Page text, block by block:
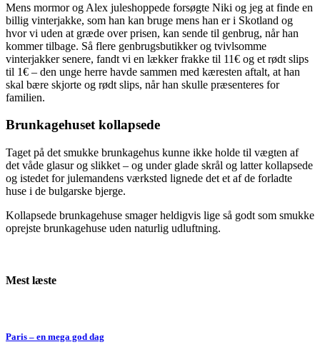
Mens mormor og Alex juleshoppede forsøgte Niki og jeg at finde en
billig vinterjakke, som han kan bruge mens han er i Skotland og
hvor vi uden at græde over prisen, kan sende til genbrug, når han
kommer tilbage. Så flere genbrugsbutikker og tvivlsomme
vinterjakker senere, fandt vi en lækker frakke til 11€ og et rødt slips
til 1€ – den unge herre havde sammen med kæresten aftalt, at han
skal bære skjorte og rødt slips, når han skulle præsenteres for
familien.
Brunkagehuset kollapsede
Taget på det smukke brunkagehus kunne ikke holde til vægten af
det våde glasur og slikket – og under glade skrål og latter kollapsede
og istedet for julemandens værksted lignede det et af de forladte
huse i de bulgarske bjerge.
Kollapsede brunkagehuse smager heldigvis lige så godt som smukke
oprejste brunkagehuse uden naturlig udluftning.
Mest læste
Paris – en mega god dag